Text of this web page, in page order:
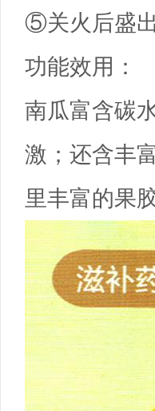
⑤关火后盛
功能效用：
南瓜富含碳
激；还含丰
里丰富的果